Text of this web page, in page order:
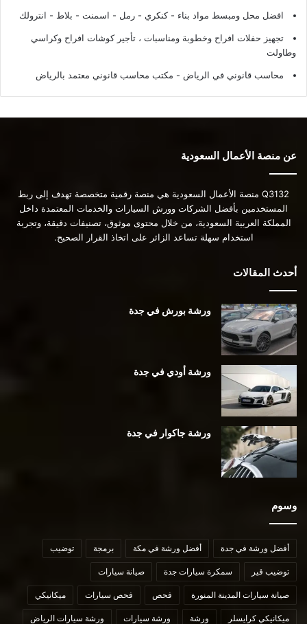
افضل محل ومبسط مواد بناء - كنكري - رمل - اسمنت - بلاط - انترولك
تجهيز حفلات افراح وخطوبة ومناسبات ، تأجير كوشات افراح وكراسي
وطاولت
محاسب قانوني في الرياض - مكتب محاسب قانوني معتمد بالرياض
عن منصة الأعمال السعودية
Q3132 منصة الأعمال السعودية هي منصة رقمية متخصصة تهدف إلى ربط
المستخدمين بأفضل الشركات وورش السيارات والخدمات المعتمدة داخل
المملكة العربية السعودية، من خلال محتوى موثوق، تصنيفات دقيقة، وتجربة
استخدام سهلة تساعد الزائر على اتخاذ القرار الصحيح.
أحدث المقالات
ورشة بورش في جدة
ورشة أودي في جدة
ورشة جاكوار في جدة
وسوم
أفضل ورشة في جدة أفضل ورشة في مكة برمجة توضيب
توضيب قير سمكرة سيارات جدة صيانة سيارات
صيانة سيارات المدينة المنورة فحص فحص سيارات ميكانيكي
ميكانيكي كرايسلر ورشة ورشة سيارات ورشة سيارات الرياض